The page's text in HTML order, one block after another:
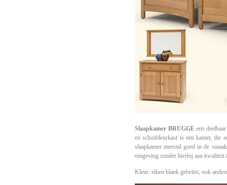
Slaapkamer BRUGGEeen
en schuifdeurkast is een kamer, die
slaapkamer meestal goed in de
omgeving zonder hierbij aan kwaliteit
Kleur: eiken blank gebeitst, ook